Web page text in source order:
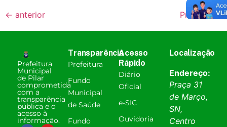
← anterior Próximo →
Prefeitura
Municipal
de Pilar
comprometida
com a
transparência
pública e o
acesso à
informação.
Transparência
Prefeitura
Fundo
Municipal
de Saúde
Fundo
Acesso
Rápido
Diário
Oficial
e-SIC
Ouvidoria
Localização
Endereço:
Praça 31
de Março,
SN,
Centro